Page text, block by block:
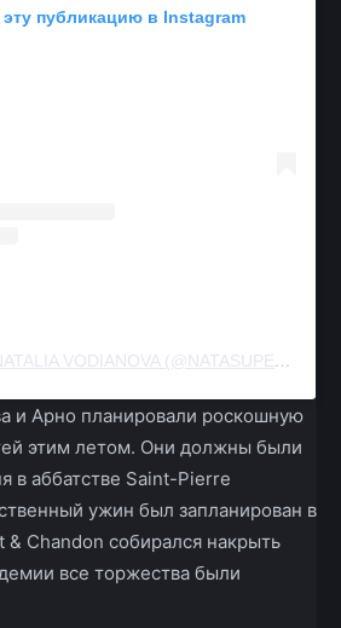
публикацию в Instagram
ПУБЛИКАЦИЯ ОТ NATALIA VODIANOVA (@NATASUPERNOVA)
и Арно планировали роскошную
этим летом. Они должны были
в аббатстве Saint-Pierre
ужин был запланирован в
Chandon собирался накрыть
все торжества были